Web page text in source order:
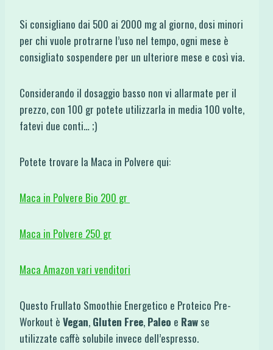
Si consigliano dai 500 ai 2000 mg al giorno, dosi minori
per chi vuole protrarne l’uso nel tempo, ogni mese è
consigliato sospendere per un ulteriore mese e così via.
Considerando il dosaggio basso non vi allarmate per il
prezzo, con 100 gr potete utilizzarla in media 100 volte,
fatevi due conti… ;)
Potete trovare la Maca in Polvere qui:
Maca in Polvere Bio 200 gr
Maca in Polvere 250 gr
Maca Amazon vari venditori
Questo Frullato Smoothie Energetico e Proteico Pre-
Workout è Vegan, Gluten Free, Paleo e Raw se
utilizzate caffè solubile invece dell’espresso.